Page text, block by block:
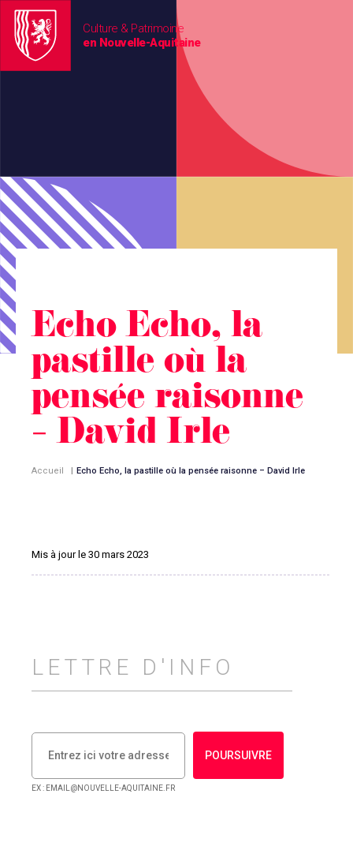
Culture & Patrimoine
en Nouvelle-Aquitaine
Echo Echo, la
pastille où la
pensée raisonne
– David Irle
Accueil | Echo Echo, la pastille où la pensée raisonne – David Irle
Mis à jour le 30 mars 2023
LETTRE D'INFO
POURSUIVRE
EX : EMAIL@NOUVELLE-AQUITAINE.FR